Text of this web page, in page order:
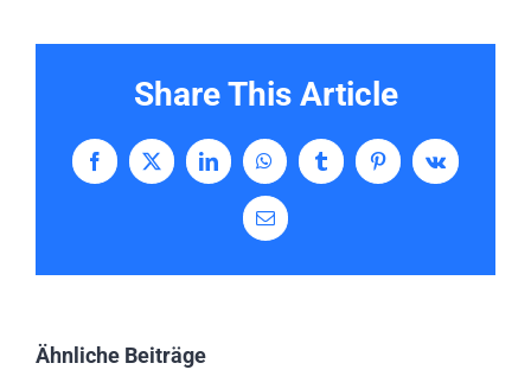
Share This Article
Facebook
X LinkedInWhatsAppTumblrPinterestVk
E-
Mail
Ähnliche Beiträge